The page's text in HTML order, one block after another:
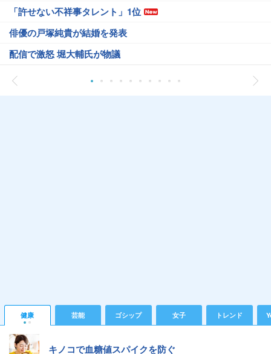
「許せない不祥事タレント」1位
俳優の戸塚純貴が結婚を発表
配信で激怒 堀大輔氏が物議
健康 芸能 ゴシップ 女子 トレンド
キノコで血糖値スパイクを防ぐ